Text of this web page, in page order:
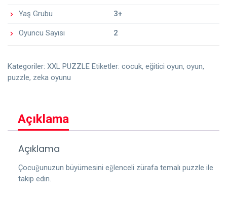
Yaş Grubu
Oyuncu Sayısı
3+
2
Kategoriler: XXL PUZZLE Etiketler: cocuk, eğitici oyun, oyun,
puzzle, zeka oyunu
Açıklama
Açıklama
Çocuğunuzun büyümesini eğlenceli zürafa temalı puzzle ile
takip edin.